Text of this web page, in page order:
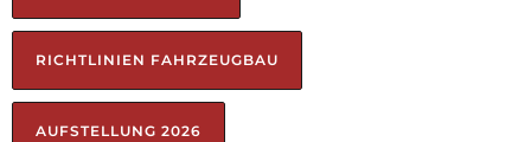
RICHTLINIEN FAHRZEUGBAU
AUFSTELLUNG 2026